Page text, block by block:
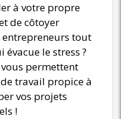
à votre propre
de côtoyer
tout
le stress ?
permettent
travail propice à
vos projets
!